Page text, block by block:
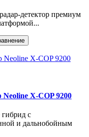
детектор премиум
Neoline X-COP 9200
с
и дальнобойным